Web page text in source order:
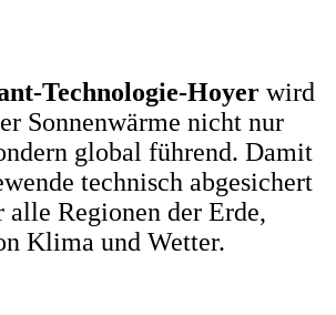
Technologie-Hoyer wird
Sonnenwärme nicht nur
global führend. Damit
technisch abgesichert
alle Regionen der Erde,
Klima und Wetter.